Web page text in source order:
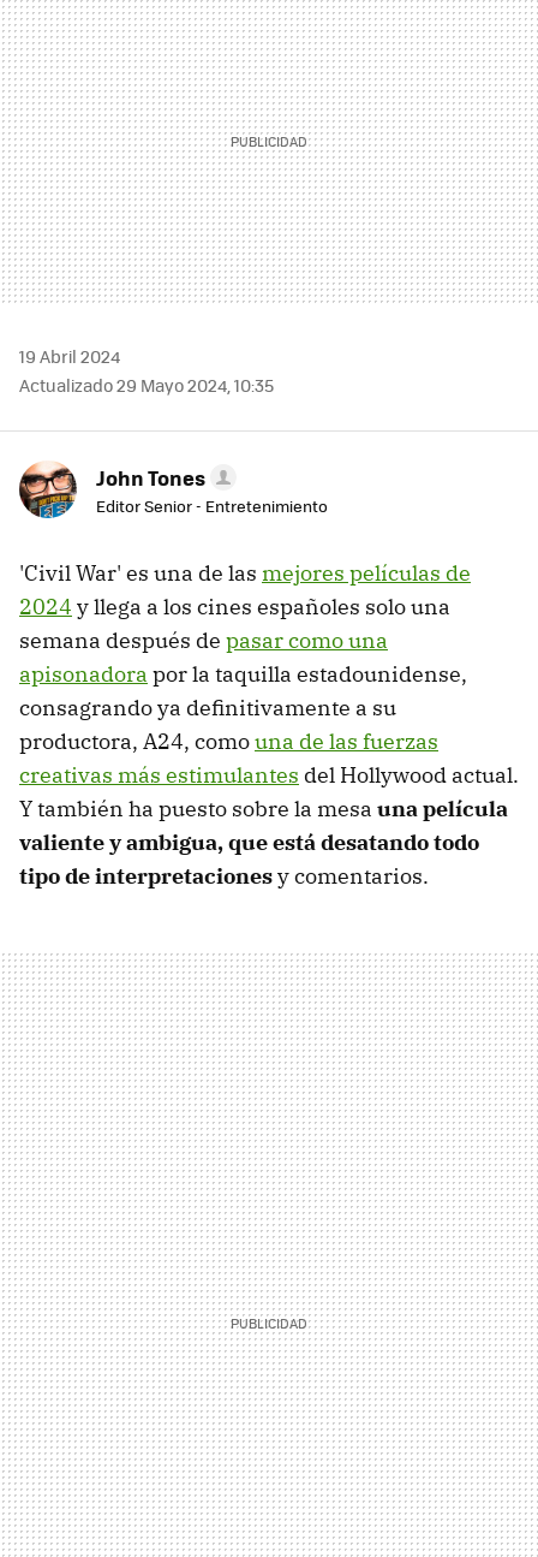
19 Abril 2024
Actualizado 29 Mayo 2024, 10:35
John Tones
Editor Senior - Entretenimiento
'Civil War' es una de las mejores películas de
2024 y llega a los cines españoles solo una
semana después de pasar como una
apisonadora por la taquilla estadounidense,
consagrando ya definitivamente a su
productora, A24, comouna de las fuerzas
creativas más estimulantes del Hollywood actual.
Y también ha puesto sobre la mesa una película
valiente y ambigua, que está desatando todo
tipo de interpretacionesy comentarios.